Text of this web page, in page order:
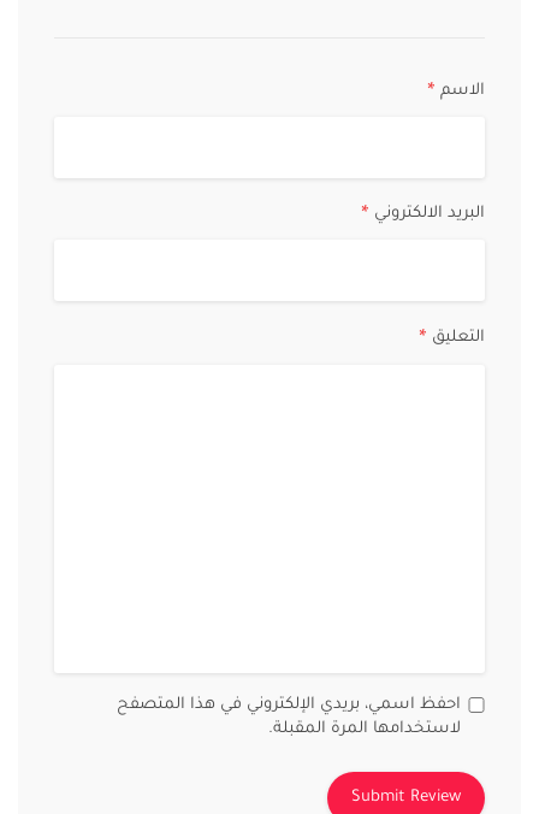
الاسم *
البريد الالكتروني *
التعليق *
احفظ اسمي، بريدي الإلكتروني في هذا المتصفح
لاستخدامها المرة المقبلة.